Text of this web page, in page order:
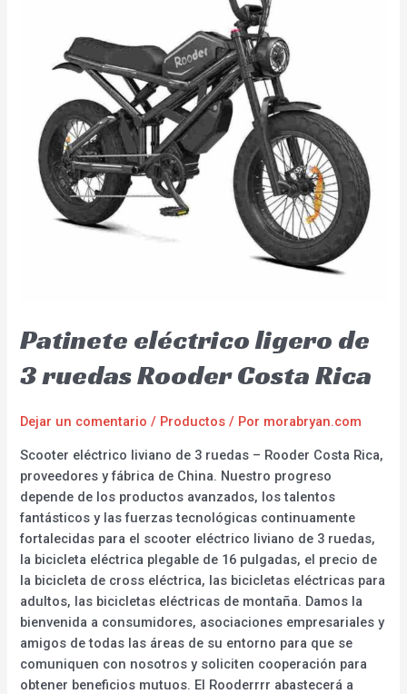
Patinete eléctrico ligero de
3 ruedas Rooder Costa Rica
Dejar un comentario / Productos / Por morabryan.com
Scooter eléctrico liviano de 3 ruedas – Rooder Costa Rica,
proveedores y fábrica de China. Nuestro progreso
depende de los productos avanzados, los talentos
fantásticos y las fuerzas tecnológicas continuamente
fortalecidas para el scooter eléctrico liviano de 3 ruedas,
la bicicleta eléctrica plegable de 16 pulgadas, el precio de
la bicicleta de cross eléctrica, las bicicletas eléctricas para
adultos, las bicicletas eléctricas de montaña. Damos la
bienvenida a consumidores, asociaciones empresariales y
amigos de todas las áreas de su entorno para que se
comuniquen con nosotros y soliciten cooperación para
obtener beneficios mutuos. El Rooderrrr abastecerá a